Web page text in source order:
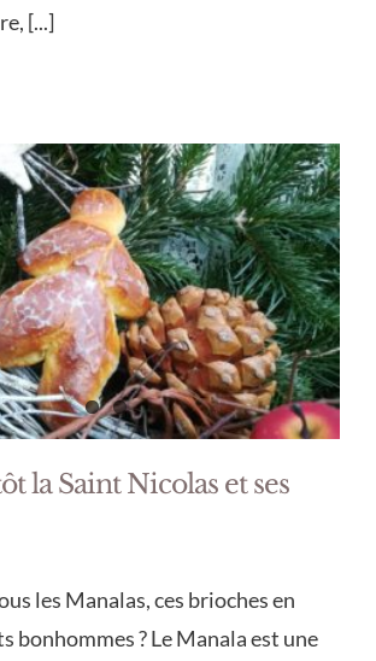
[...]
la Saint Nicolas et ses
les Manalas, ces brioches en
bonhommes ? Le Manala est une